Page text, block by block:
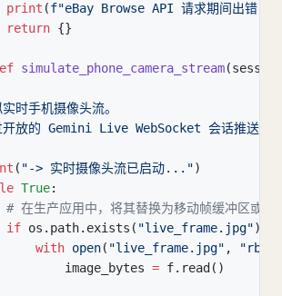
print (f"eBay Browse API 请求期间出错：
return {}
simulate_phone_camera_stream(session
时手机摄像头流。
放的 Gemini Live WebSocket 会话推送
( "-> 实时摄像头流已启动...")
True:
# 在生产应用中，将其替换为移动帧缓冲区或
if os . path. exists ( "live_frame.jpg")
with open( "live_frame.jpg" , "rb"
image_bytes
= f. read ( )